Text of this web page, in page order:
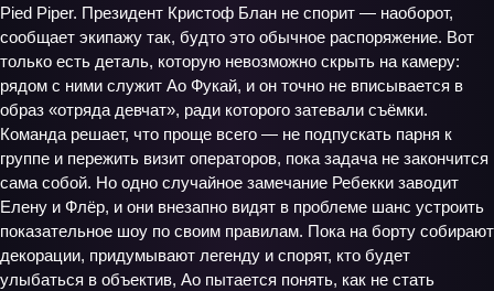
Pied Piper. Президент Кристоф Блан не спорит — наоборот,
сообщает экипажу так, будто это обычное распоряжение. Вот
только есть деталь, которую невозможно скрыть на камеру:
рядом с ними служит Ао Фукай, и он точно не вписывается в
образ «отряда девчат», ради которого затевали съёмки.
Команда решает, что проще всего — не подпускать парня к
группе и пережить визит операторов, пока задача не закончится
сама собой. Но одно случайное замечание Ребекки заводит
Елену и Флёр, и они внезапно видят в проблеме шанс устроить
показательное шоу по своим правилам. Пока на борту собирают
декорации, придумывают легенду и спорят, кто будет
улыбаться в объектив, Ао пытается понять, как не стать